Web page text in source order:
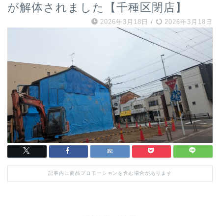
が解体されました【千種区閉店】
2026年3月18日 / 2026年3月18日
記事内に商品プロモーションを含む場合があります